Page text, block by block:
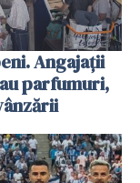
Angajații
parfumuri,